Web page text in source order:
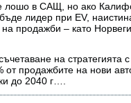
лошо в САЩ, но ако
лидер при EV,
продажби – като
на стратегията
от продажбите на нови
до 2040 г….